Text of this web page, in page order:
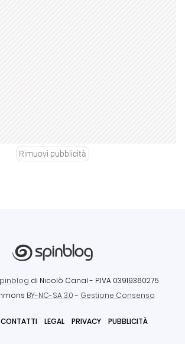
Rimuovi pubblicità
di Nicolò Canal - P.IVA 03919360275
BY-NC-SA 3.0- Gestione Consenso
CONTATTI LEGAL PRIVACY PUBBLICITÀ